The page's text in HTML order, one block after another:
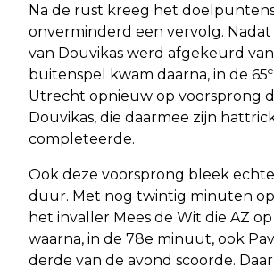
Na de rust kreeg het
onverminderd een vervolg. Nadat
van Douvikas werd afgekeurd
buitenspel kwam daarna, in de 65e
Utrecht opnieuw op voorsprong
Douvikas, die daarmee zijn
completeerde.
Ook deze voorsprong bleek
duur. Met nog twintig minuten
het invaller Mees de Wit die AZ
waarna, in de 78e minuut, ook
derde van de avond scoorde.